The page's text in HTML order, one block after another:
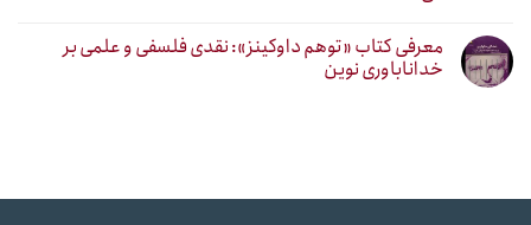
معرفی کتاب «توهم داوکینز»: نقدی فلسفی و علمی بر
خداناباوری نوین